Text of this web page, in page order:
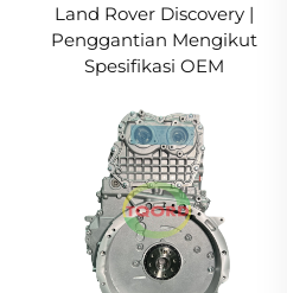
Land Rover Discovery |
Penggantian Mengikut
Spesifikasi OEM